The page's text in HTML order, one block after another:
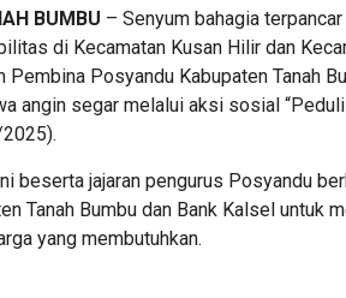
BUMBU – Senyum bahagia
di Kecamatan Kusan Hilir dan
Pembina Posyandu Kabupaten Tanah
angin segar melalui aksi sosial
beserta jajaran pengurus Posyandu
Tanah Bumbu dan Bank Kalsel untuk
yang membutuhkan.